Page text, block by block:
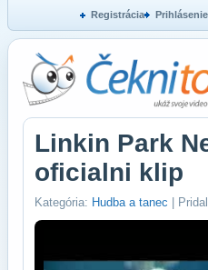
Registrácia Prihlásenie
Linkin Park
oficialni klip
Kategória: Hudba a tanec |